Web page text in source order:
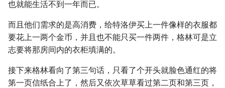
也就能生活不到一年而已。
而且他们需求的是高消费，给特洛伊买上一件像样的衣服都
要花上一两个金币，并且也不能只买一件两件，格林可是立
志要将那房间内的衣柜填满的。
接下来格林看向了第三句话，只看了个开头就脸色通红的将
第一页信纸合上了，然后又依次草草看过第二页和第三页，